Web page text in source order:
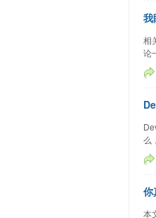
我
相
论
么
你
本